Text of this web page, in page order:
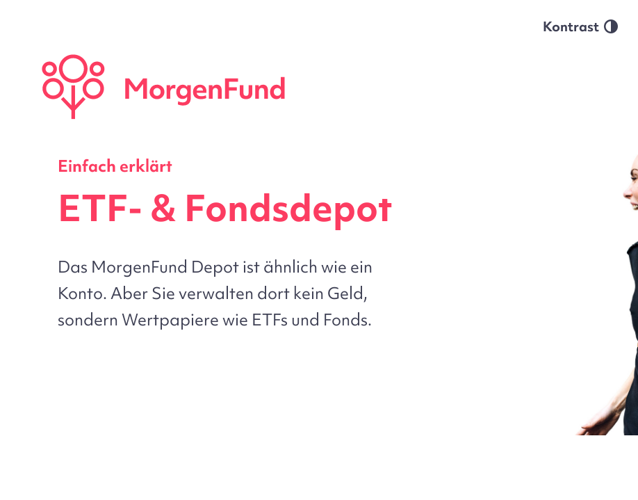
Kontrast
Einfach erklärt
ETF- & Fondsdepot
Das MorgenFund Depot ist ähnlich wie ein
Konto. Aber Sie verwalten dort kein Geld,
sondern Wertpapiere wie ETFs und Fonds.